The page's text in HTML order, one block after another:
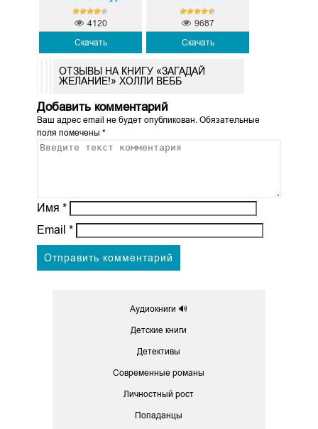
Скачать
4120
Скачать
9687
ОТЗЫВЫ НА КНИГУ «ЗАГАДАЙ
ЖЕЛАНИЕ!» ХОЛЛИ ВЕББ
Добавить комментарий
Ваш адрес email не будет опубликован.Обязательные
поля помечены *
Имя *
Email *
Аудиокниги 🔊
Детские книги
Детективы
Современные романы
Личностный рост
Попаданцы